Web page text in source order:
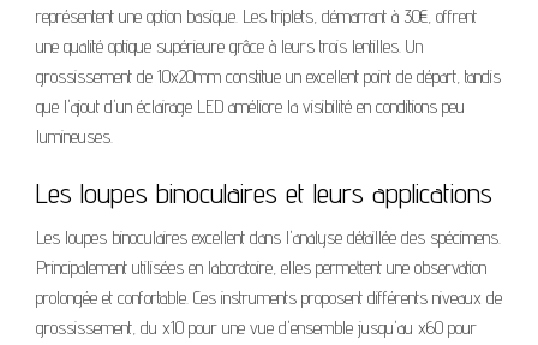
représentent une option basique. Les triplets, démarrant à 30€, offrent
une qualité optique supérieure grâce à leurs trois lentilles. Un
grossissement de 10x20mm constitue un excellent point de départ, tandis
que l'ajout d'un éclairage LED améliore la visibilité en conditions peu
lumineuses.
Les loupes binoculaires et leurs applications
Les loupes binoculaires excellent dans l'analyse détaillée des spécimens.
Principalement utilisées en laboratoire, elles permettent une observation
prolongée et confortable. Ces instruments proposent différents niveaux de
grossissement, du x10 pour une vue d'ensemble jusqu'au x60 pour